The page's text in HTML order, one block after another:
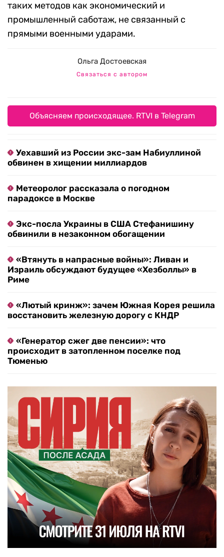
таких методов как экономический и
промышленный саботаж, не связанный с
прямыми военными ударами.
Ольга Достоевская
Связаться с автором
Объясняем происходящее. RTVI в Telegram
Уехавший из России экс-зам Набиуллиной
обвинен в хищении миллиардов
Метеоролог рассказала о погодном
парадоксе в Москве
Экс-посла Украины в США Стефанишину
обвинили в незаконном обогащении
«Втянуть в напрасные войны»: Ливан и
Израиль обсуждают будущее «Хезболлы» в
Риме
«Лютый кринж»: зачем Южная Корея решила
восстановить железную дорогу с КНДР
«Генератор сжег две пенсии»: что
происходит в затопленном поселке под
Тюменью